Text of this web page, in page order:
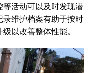
活动可以及时发现潜
维护档案有助于按时
以改善整体性能。